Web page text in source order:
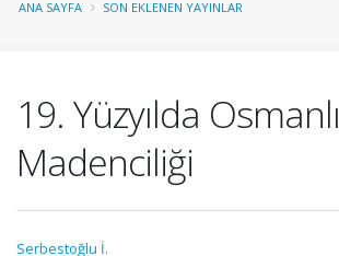
ANA SAYFA SON EKLENEN YAYINLAR
19. Yüzyılda Osmanlı
Madenciliği
Serbestoğlu İ.